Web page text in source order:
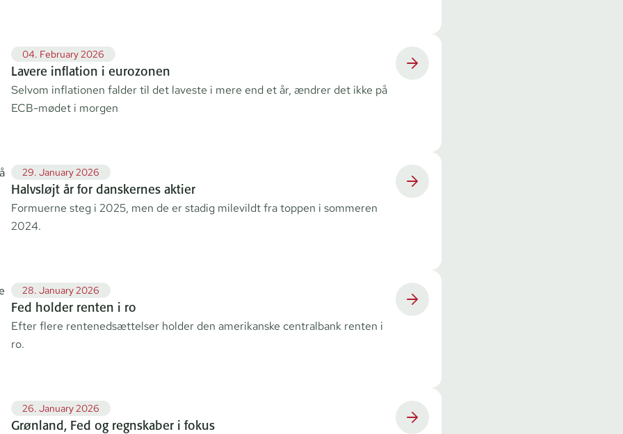
04. February 2026
Lavere inflation i eurozonen
Selvom inflationen falder til det laveste i mere end et år, ændrer det ikke på
ECB-mødet i morgen
29. January 2026
Halvsløjt år for danskernes aktier
Formuerne steg i 2025, men de er stadig milevildt fra toppen i sommeren
2024.
28. January 2026
Fed holder renten i ro
Efter flere rentenedsættelser holder den amerikanske centralbank renten i
ro.
26. January 2026
Grønland, Fed og regnskaber i fokus